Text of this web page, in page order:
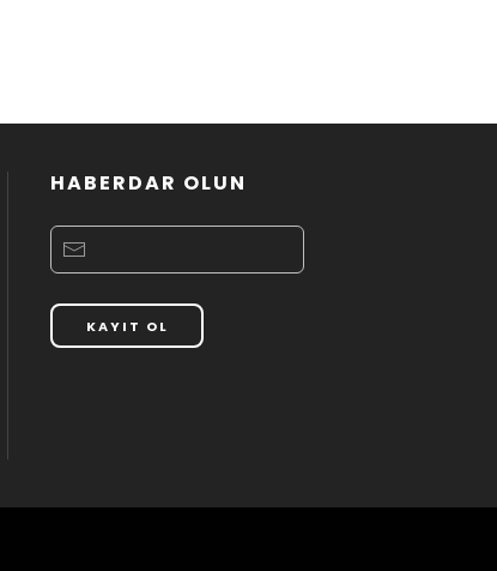
HABERDAR OLUN
KAYIT OL